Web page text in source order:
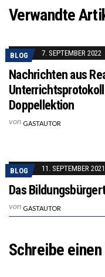
Verwandte
BLOG 7. SEPTEMBER 2022
Nachrichten aus
Doppellektion
von GASTAUTOR
BLOG 11. SEPTEMBER 2021
Das
von GASTAUTOR
Schreibe